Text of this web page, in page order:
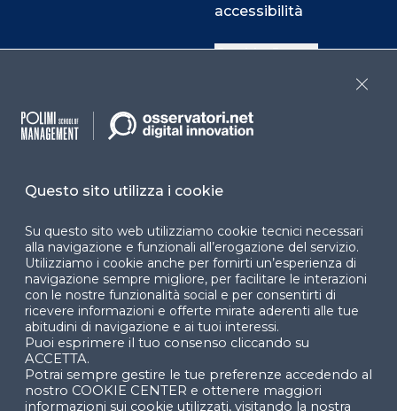
accessibilità
Cookie Center
Facebook LinkedIn
© 2024 Copyright © Politecnico di Milano Dipartimento
di Ingegneria Gestionale
Questo sito utilizza i cookie
Su questo sito web utilizziamo cookie tecnici necessari
alla navigazione e funzionali all’erogazione del servizio.
Utilizziamo i cookie anche per fornirti un’esperienza di
navigazione sempre migliore, per facilitare le interazioni
con le nostre funzionalità social e per consentirti di
ricevere informazioni e offerte mirate aderenti alle tue
abitudini di navigazione e ai tuoi interessi.
Puoi esprimere il tuo consenso cliccando su
ACCETTA.
Potrai sempre gestire le tue preferenze accedendo al
nostro COOKIE CENTER e ottenere maggiori
informazioni sui cookie utilizzati, visitando la nostra